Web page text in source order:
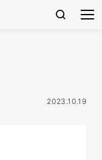
2023.10.19